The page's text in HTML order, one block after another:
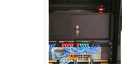
formada por trabalhadores
que terão grande satisfação
atender.GARANTIA DE
COMPROVADAApenas
Solution sempre tem a